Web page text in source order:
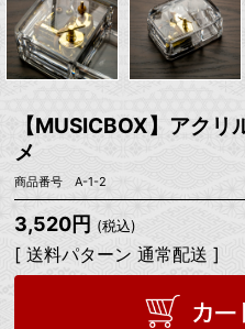
【MUSICBOX】アク
メ
商品番号 A-1-2
3,520円 (税込)
[ 送料パターン 通常配送 ]